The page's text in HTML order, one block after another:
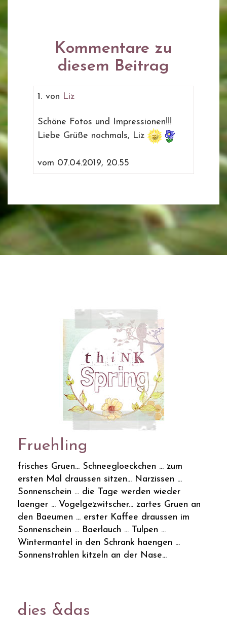
Kommentare zu
diesem Beitrag
1. von Liz
Schöne Fotos und Impressionen!!!
Liebe Grüße nochmals, Liz
vom 07.04.2019, 20.55
Fruehling
frisches Gruen... Schneegloeckchen ... zum
ersten Mal draussen sitzen... Narzissen ...
Sonnenschein ... die Tage werden wieder
laenger ... Vogelgezwitscher... zartes Gruen an
den Baeumen ... erster Kaffee draussen im
Sonnenschein ... Baerlauch ... Tulpen ...
Wintermantel in den Schrank haengen ...
Sonnenstrahlen kitzeln an der Nase...
dies &das